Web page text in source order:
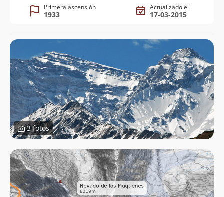
Primera ascensión
1933
Actualizado el
17-03-2015
3 fotos